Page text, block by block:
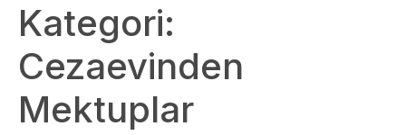
Kategori:
Cezaevinden
Mektuplar